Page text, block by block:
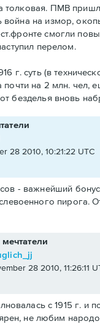
толковая. ПМВ
война на измор,
смогли
перелом.
г. суть (в
почти на 2 млн. чел,
безделья вновь
28 2010, 10:21:22 UTC
- важнейший
пирога.
мечтатели
28 2010, 11:26:11
с 1915 г. и
не любим